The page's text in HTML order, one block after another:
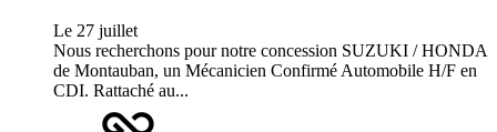
Le 27 juillet
Nous recherchons pour notre concession SUZUKI / HONDA
de Montauban, un Mécanicien Confirmé Automobile H/F en
CDI. Rattaché au...